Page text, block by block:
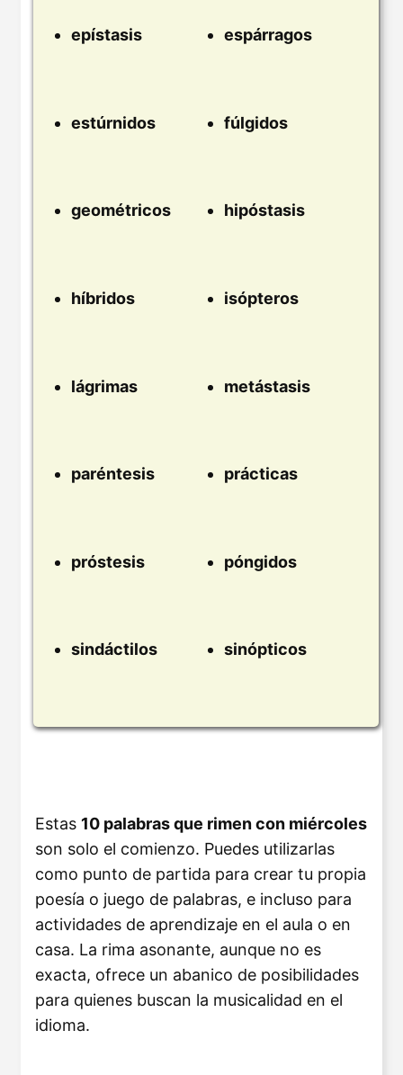
epístasis espárragos
estúrnidos fúlgidos
geométricos hipóstasis
híbridos isópteros
lágrimas metástasis
paréntesis prácticas
próstesis póngidos
sindáctilos sinópticos
Estas 10 palabras que rimen con miércoles
son solo el comienzo. Puedes utilizarlas
como punto de partida para crear tu propia
poesía o juego de palabras, e incluso para
actividades de aprendizaje en el aula o en
casa. La rima asonante, aunque no es
exacta, ofrece un abanico de posibilidades
para quienes buscan la musicalidad en el
idioma.